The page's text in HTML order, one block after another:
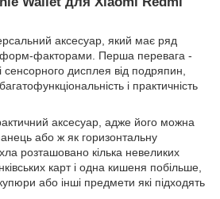
аксесуар, який має ряд
факторами. Перша перевага -
сенсорного дисплея від подряпин,
і практичність
аксесуар, адже його можна
або ж як горизонтальну
розташовано кілька невеликих
карт і одна кишеня побільше,
або інші предмети які підходять